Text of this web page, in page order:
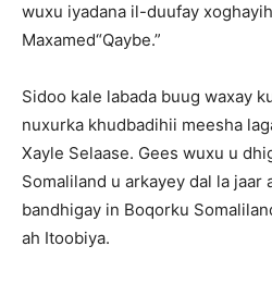
wuxu iyadana il-duufay
Maxamed“Qaybe.”
Sidoo kale labada buug waxay
nuxurka khudbadihii meesha
Xayle Selaase. Gees wuxu u
Somaliland u arkayey dal la jaar
bandhigay in Boqorku
ah Itoobiya.